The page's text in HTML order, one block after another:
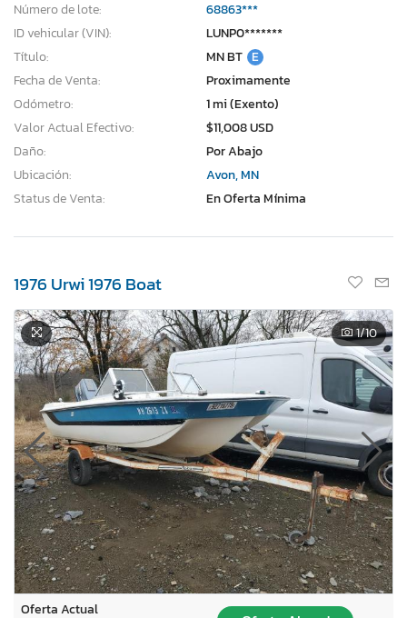
Número de lote:
68863***
ID vehicular (VIN):
LUNP0*******
Título:
MN BT E
Fecha de Venta:
Proximamente
Odómetro:
1 mi (Exento)
Valor Actual Efectivo:
$11,008 USD
Daño:
Por Abajo
Ubicación:
Avon, MN
Status de Venta:
En Oferta Mínima
1976 Urwi 1976 Boat
1/10
Oferta Actual